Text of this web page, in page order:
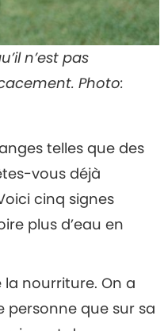
n’est pas
Photo:
telles que des
vous déjà
cinq signes
plus d’eau en
nourriture. On a
que sur sa